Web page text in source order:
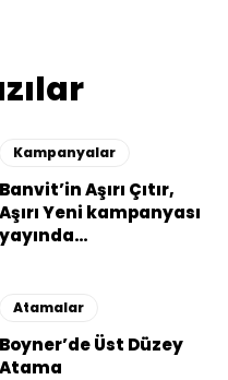
Kampanyalar
Banvit’in Aşırı Çıtır,
Aşırı Yeni kampanyası
yayında…
Atamalar
Boyner’de Üst Düzey
Atama